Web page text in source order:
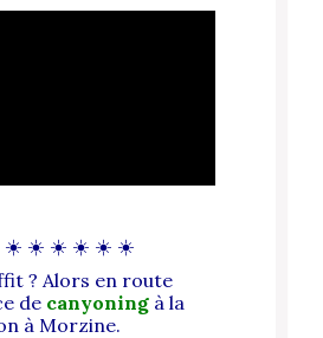
☀️ ☀️ ☀️ ☀️ ☀️ ☀️
? Alors en route
de canyoning à la
à Morzine.